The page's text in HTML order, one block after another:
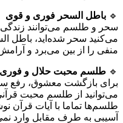
🔹 باطل السحر فوری و قوی
سحر و طلسم می‌توانند
می‌کنید سحر شده‌اید، باطل
منفی را از بین می‌برد و
🔹 طلسم محبت حلال و فوری
برای بازگشت معشوق، رفع
می‌توانید از طلسم محبت
طلسم‌ها تماما با آیات قرآن
آسیبی به طرف مقابل وارد